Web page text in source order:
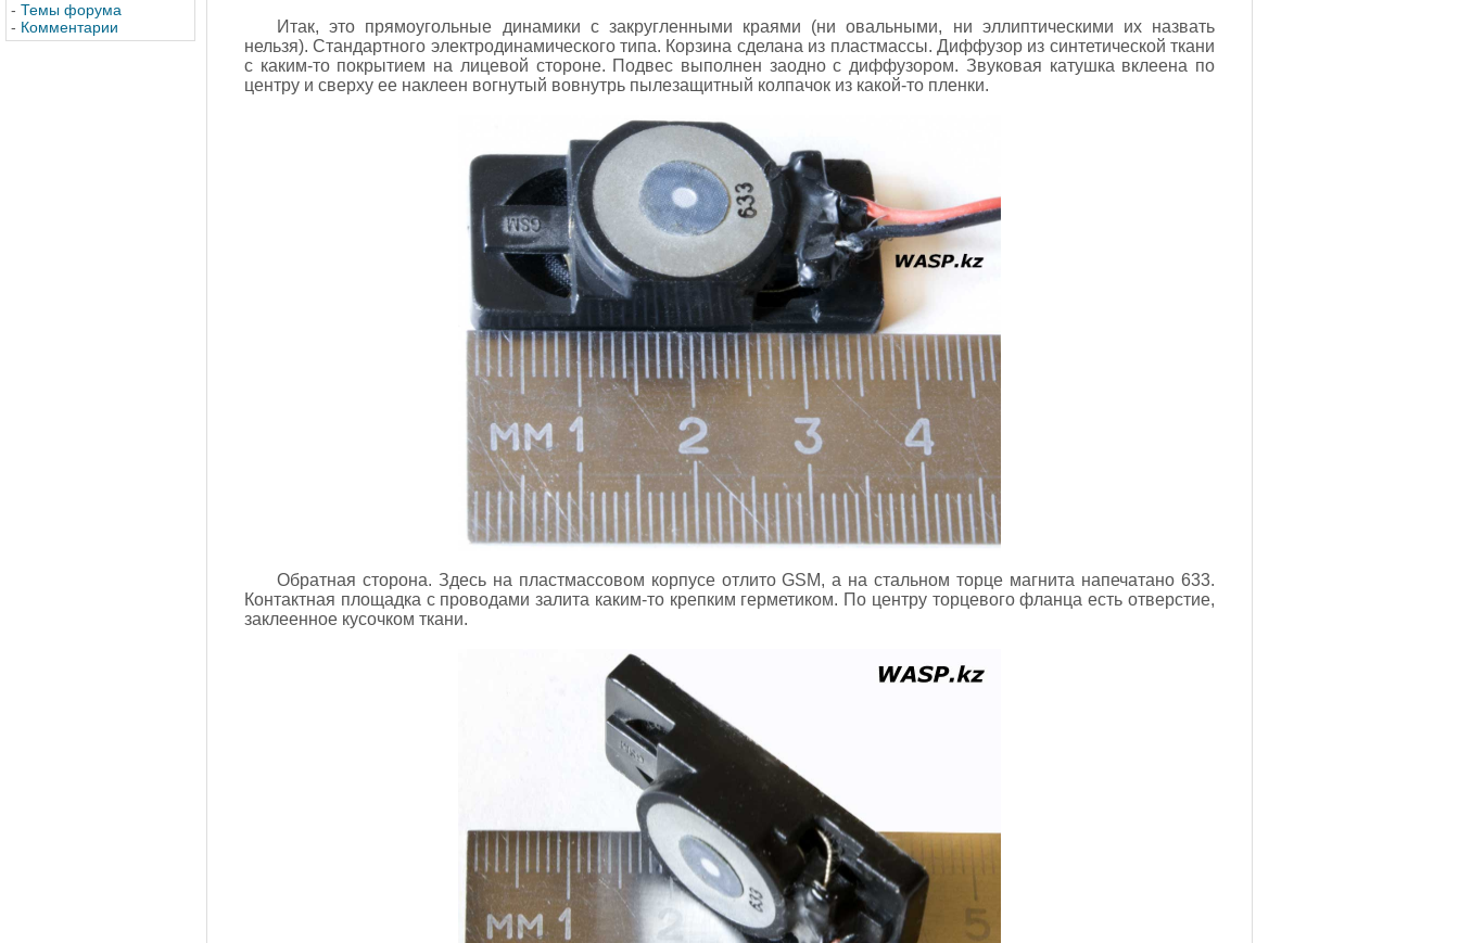
- Темы форума
- Комментарии
Итак, это прямоугольные динамики с закругленными краями (ни овальными, ни эллиптическими их назвать
нельзя). Стандартного электродинамического типа. Корзина сделана из пластмассы. Диффузор из синтетической ткани
с каким-то покрытием на лицевой стороне. Подвес выполнен заодно с диффузором. Звуковая катушка вклеена по
центру и сверху ее наклеен вогнутый вовнутрь пылезащитный колпачок из какой-то пленки.
Обратная сторона. Здесь на пластмассовом корпусе отлито GSM, а на стальном торце магнита напечатано 633.
Контактная площадка с проводами залита каким-то крепким герметиком. По центру торцевого фланца есть отверстие,
заклеенное кусочком ткани.